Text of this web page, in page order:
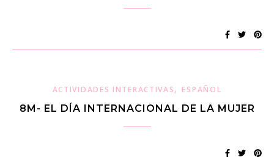
ACTIVIDADES INTERACTIVAS, ESPAÑOL
8M- EL DÍA INTERNACIONAL DE LA MUJER